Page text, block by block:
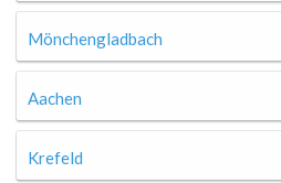
Mönchengladbach
Aachen
Krefeld